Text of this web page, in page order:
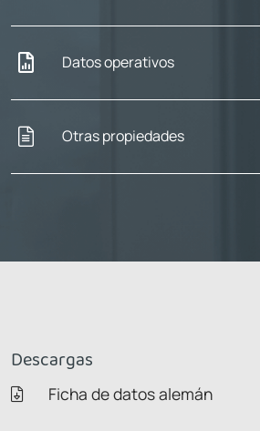
Datos operativos
Otras propiedades
Descargas
Ficha de datos alemán